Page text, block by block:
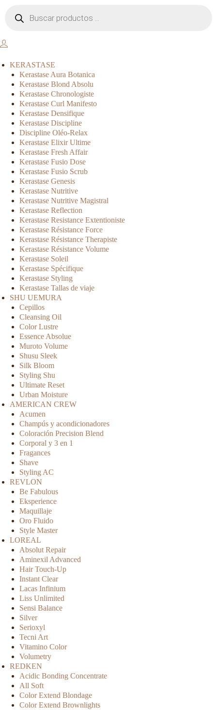
KERASTASE
Kerastase Aura Botanica
Kerastase Blond Absolu
Kerastase Chronologiste
Kerastase Curl Manifesto
Kerastase Densifique
Kerastase Discipline
Discipline Oléo-Relax
Kerastase Elixir Ultime
Kerastase Fresh Affair
Kerastase Fusio Dose
Kerastase Fusio Scrub
Kerastase Genesis
Kerastase Nutritive
Kerastase Nutritive Magistral
Kerastase Reflection
Kerastase Resistance Extentioniste
Kerastase Résistance Force
Kerastase Résistance Therapiste
Kerastase Résistance Volume
Kerastase Soleil
Kerastase Spécifique
Kerastase Styling
Kerastase Tallas de viaje
SHU UEMURA
Cepillos
Cleansing Oil
Color Lustre
Essence Absolue
Muroto Volume
Shusu Sleek
Silk Bloom
Styling Shu
Ultimate Reset
Urban Moisture
AMERICAN CREW
Acumen
Champús y acondicionadores
Coloración Precision Blend
Corporal y 3 en 1
Fragances
Shave
Styling AC
REVLON
Be Fabulous
Eksperience
Maquillaje
Oro Fluido
Style Master
LOREAL
Absolut Repair
Aminexil Advanced
Hair Touch-Up
Instant Clear
Lacas Infinium
Liss Unlimited
Sensi Balance
Silver
Serioxyl
Tecni Art
Vitamino Color
Volumetry
REDKEN
Acidic Bonding Concentrate
All Soft
Color Extend Blondage
Color Extend Brownlights